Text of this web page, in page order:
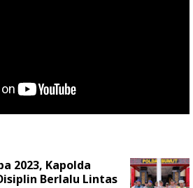
2023, Kapolda
Berlalu Lintas